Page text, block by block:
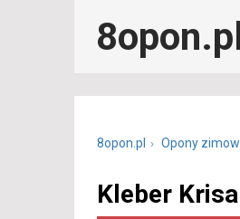
8opon.pl
8opon.pl Opony
Kleber